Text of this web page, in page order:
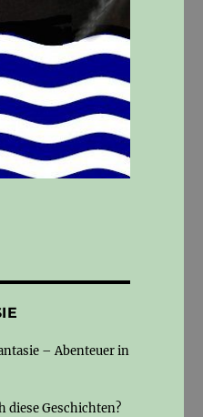
– Abenteuer in
diese Geschichten?